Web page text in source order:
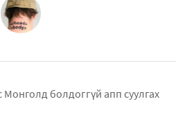
Монголд болдоггүй апп суулгах